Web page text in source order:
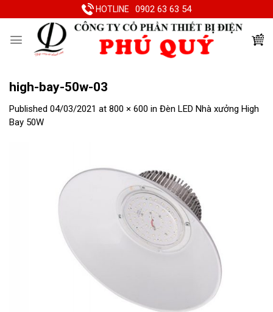
to
HOTLINE 0902 63 63 54
high-bay-50w-03
Published 04/03/2021 at 800 × 600 in Đèn LED Nhà xưởng High
Bay 50W